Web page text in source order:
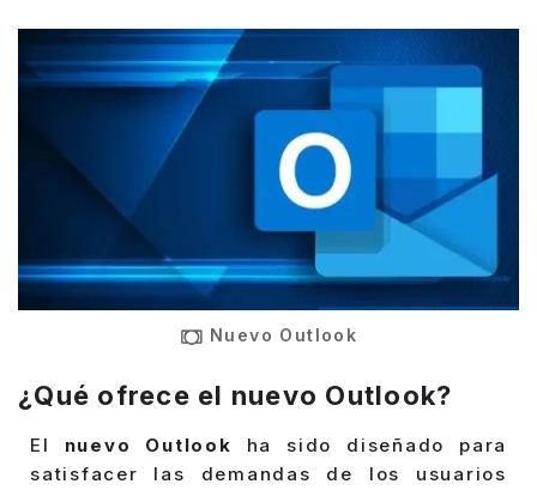
Nuevo Outlook
¿Qué ofrece el nuevo Outlook?
El nuevo Outlook ha sido diseñado para
satisfacer las demandas de los usuarios